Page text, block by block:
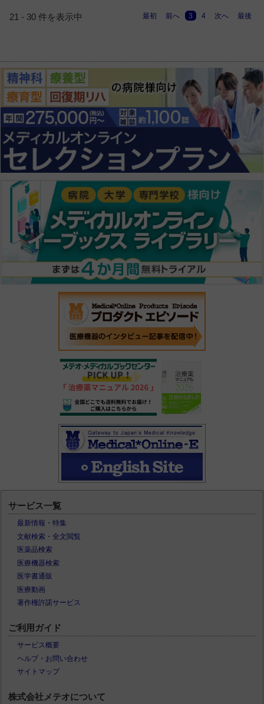
21 - 30 件を表示中 最初 前へ 3 4 次へ 最後
サービス一覧
最新情報・特集
文献検索・全文閲覧
医薬品検索
医療機器検索
医学書通販
医療動画
著作権許諾サービス
ご利用ガイド
サービス概要
ヘルプ・お問い合わせ
サイトマップ
株式会社メテオについて